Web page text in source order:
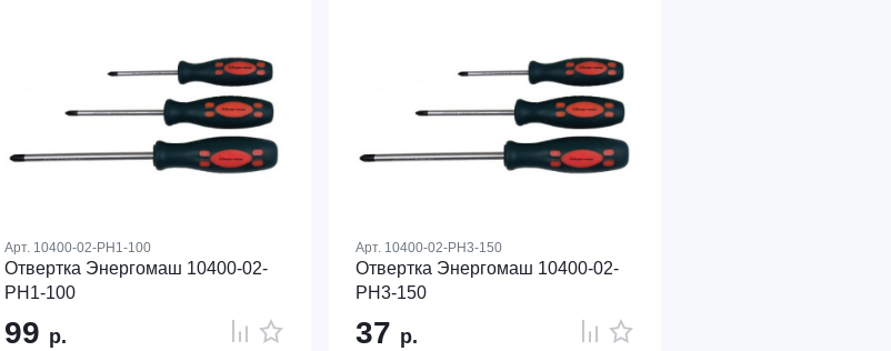
Арт. 10400-02-PH1-100
Отвертка Энергомаш 10400-02-
PH1-100
99 р.
Арт. 10400-02-PH3-150
Отвертка Энергомаш 10400-02-
PH3-150
37 р.